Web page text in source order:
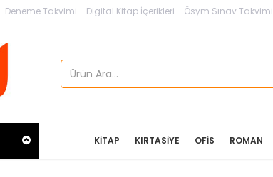
Deneme Takvimi Digital Kitap İçerikleri Ösym Sınav Takvimi
ROMAN
OFIS
KIRTASIYE
KITAP